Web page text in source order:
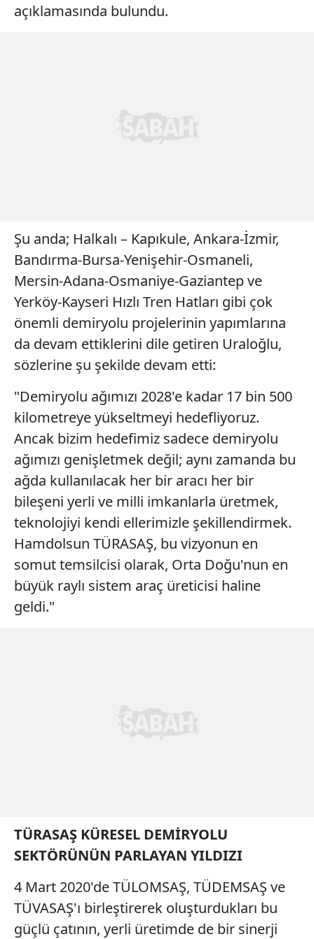
açıklamasında bulundu.
Şu anda; Halkalı – Kapıkule, Ankara-İzmir,
Bandırma-Bursa-Yenişehir-Osmaneli,
Mersin-Adana-Osmaniye-Gaziantep ve
Yerköy-Kayseri Hızlı Tren Hatları gibi çok
önemli demiryolu projelerinin yapımlarına
da devam ettiklerini dile getiren Uraloğlu,
sözlerine şu şekilde devam etti:
"Demiryolu ağımızı 2028'e kadar 17 bin 500
kilometreye yükseltmeyi hedefliyoruz.
Ancak bizim hedefimiz sadece demiryolu
ağımızı genişletmek değil; aynı zamanda bu
ağda kullanılacak her bir aracı her bir
bileşeni yerli ve milli imkanlarla üretmek,
teknolojiyi kendi ellerimizle şekillendirmek.
Hamdolsun TÜRASAŞ, bu vizyonun en
somut temsilcisi olarak, Orta Doğu'nun en
büyük raylı sistem araç üreticisi haline
geldi."
TÜRASAŞ KÜRESEL DEMİRYOLU
SEKTÖRÜNÜN PARLAYAN YILDIZI
4 Mart 2020'de TÜLOMSAŞ, TÜDEMSAŞ ve
TÜVASAŞ'ı birleştirerek oluşturdukları bu
güçlü çatının, yerli üretimde de bir sinerji